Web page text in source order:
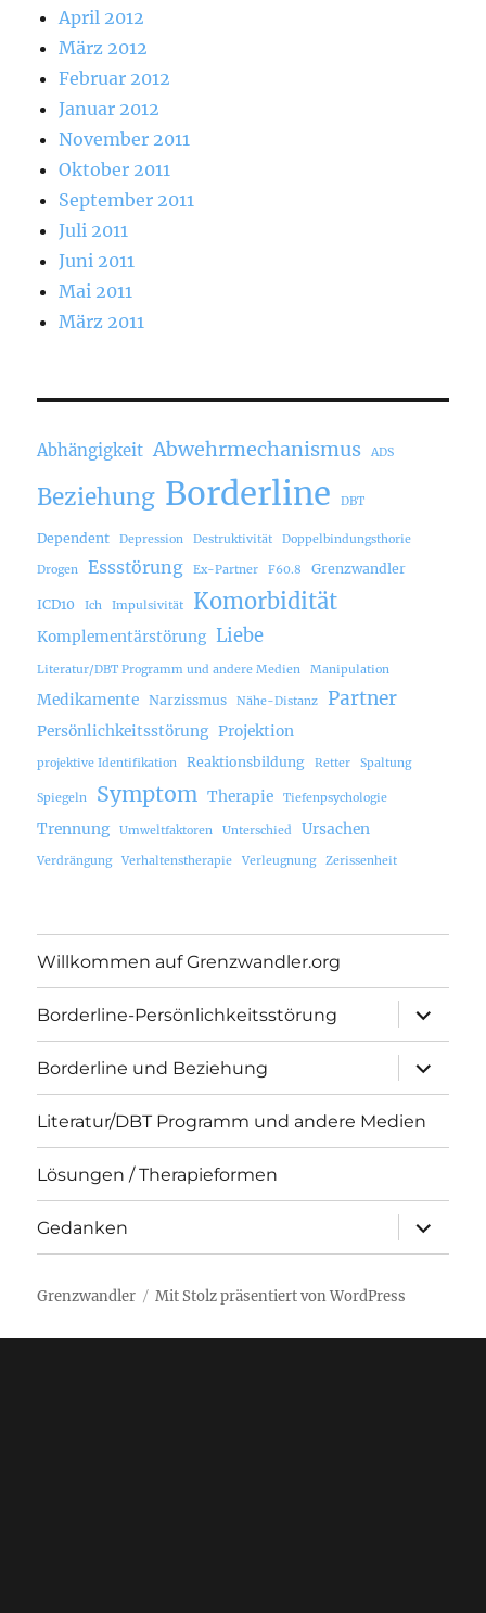
April 2012
März 2012
Februar 2012
Januar 2012
November 2011
Oktober 2011
September 2011
Juli 2011
Juni 2011
Mai 2011
März 2011
Abhängigkeit Abwehrmechanismus ADS
Beziehung Borderline DBT
Dependent Depression Destruktivität Doppelbindungsthorie
Drogen Essstörung Ex-Partner F60.8 Grenzwandler
ICD10 Ich Impulsivität Komorbidität
Komplementärstörung Liebe
Literatur/DBT Programm und andere Medien Manipulation
Medikamente Narzissmus Nähe-Distanz Partner
Persönlichkeitsstörung Projektion
projektive Identifikation Reaktionsbildung Retter Spaltung
Spiegeln Symptom Therapie Tiefenpsychologie
Trennung Umweltfaktoren Unterschied Ursachen
Verdrängung Verhaltenstherapie Verleugnung Zerissenheit
Willkommen auf Grenzwandler.org
Borderline-Persönlichkeitsstörung
öffnen
Borderline und Beziehung
öffnen
Literatur/DBT Programm und andere Medien
Lösungen / Therapieformen
Gedanken
öffnen
Grenzwandler Mit Stolz präsentiert von WordPress